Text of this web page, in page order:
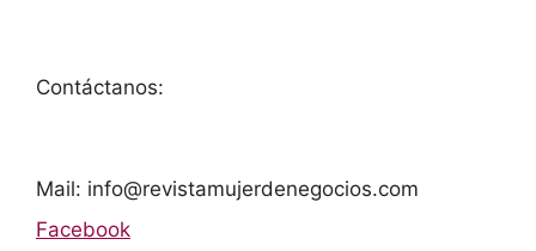
Contáctanos:
Mail: info@revistamujerdenegocios.com
Facebook